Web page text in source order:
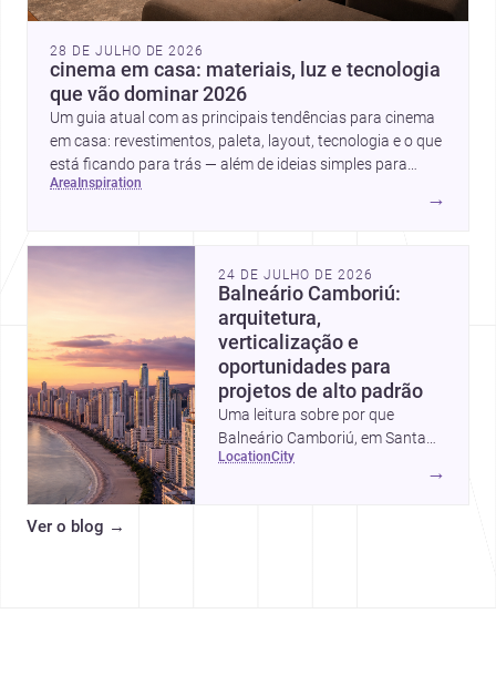
28 DE JULHO DE 2026
cinema em casa: materiais, luz e tecnologia
que vão dominar 2026
Um guia atual com as principais tendências para cinema
em casa: revestimentos, paleta, layout, tecnologia e o que
está ficando para trás — além de ideias simples para
atualizar sem reforma completa.
area inspiration
→
24 DE JULHO DE 2026
Balneário Camboriú:
arquitetura,
verticalização e
oportunidades para
projetos de alto padrão
Uma leitura sobre por que
Balneário Camboriú, em Santa
Catarina, virou referência em
location city
→
Ver o blog →